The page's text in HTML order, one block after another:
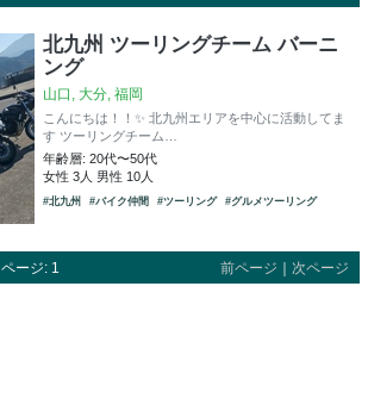
北九州 ツーリングチーム バーニ
ング
山口, 大分, 福岡
こんにちは！！✨ 北九州エリアを中心に活動してま
す ツーリングチーム…
年齢層: 20代〜50代
女性 3人 男性 10人
#北九州 #バイク仲間 #ツーリング #グルメツーリング
ページ: 1 前ページ ｜ 次ページ